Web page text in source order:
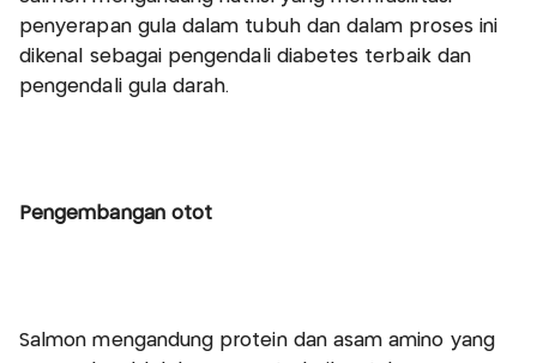
penyerapan gula dalam tubuh dan dalam proses ini
dikenal sebagai pengendali diabetes terbaik dan
pengendali gula darah.
Pengembangan otot
Salmon mengandung protein dan asam amino yang